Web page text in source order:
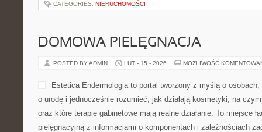
CATEGORIES: NIERUCHOMOŚCI
DOMOWA PIELĘGNACJA
POSTED BY ADMIN LUT - 15 - 2026 MOŻLIWOŚĆ
Estetica Endermologia to portal tworzony z myślą o
o urodę i jednocześnie rozumieć, jak działają kosmetyki, na
oraz które terapie gabinetowe mają realne działanie. To miejsce
pielęgnacyjną z informacjami o komponentach i zależnościach